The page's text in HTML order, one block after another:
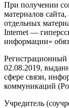
При получении
материалов
отдельных
Internet —
информации»
02.08.2019,
сфере связи,
коммуникаций
Учредитель